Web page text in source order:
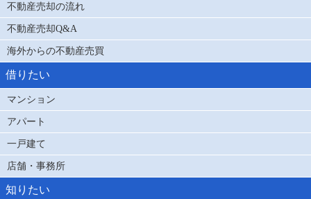
不動産売却の流れ
不動産売却Q&A
海外からの不動産売買
借りたい
マンション
アパート
一戸建て
店舗・事務所
知りたい